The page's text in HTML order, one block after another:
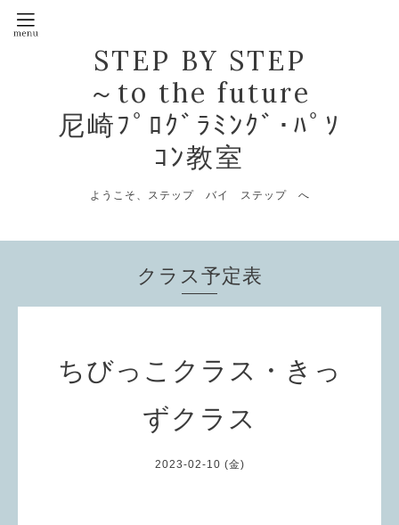
STEP BY STEP
～to the future
尼崎ﾌﾟﾛｸﾞﾗﾐﾝｸﾞ･ﾊﾟｿ
ｺﾝ教室
ようこそ、ステップ バイ ステップ へ
クラス予定表
ちびっこクラス・きっ
ずクラス
2023-02-10 (金)